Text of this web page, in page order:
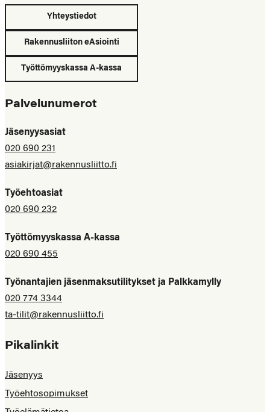
Yhteystiedot
Rakennusliiton eAsiointi
Työttömyyskassa A-kassa
Palvelunumerot
Jäsenyysasiat
020 690 231
asiakirjat@rakennusliitto.fi
Työehtoasiat
020 690 232
Työttömyyskassa A-kassa
020 690 455
Työnantajien jäsenmaksutilitykset ja Palkkamylly
020 774 3344
ta-tilit@rakennusliitto.fi
Pikalinkit
Jäsenyys
Työehtosopimukset